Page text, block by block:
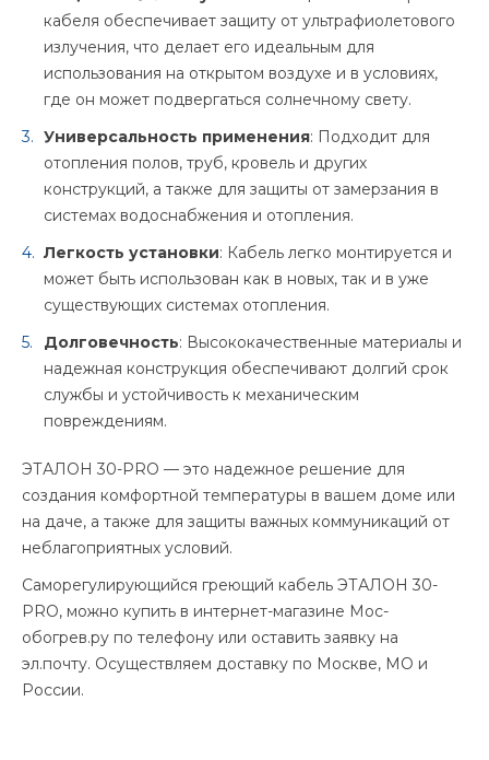
кабеля обеспечивает защиту от ультрафиолетового
излучения, что делает его идеальным для
использования на открытом воздухе и в условиях,
где он может подвергаться солнечному свету.
Универсальность применения: Подходит для
отопления полов, труб, кровель и других
конструкций, а также для защиты от замерзания в
системах водоснабжения и отопления.
Легкость установки: Кабель легко монтируется и
может быть использован как в новых, так и в уже
существующих системах отопления.
Долговечность: Высококачественные материалы и
надежная конструкция обеспечивают долгий срок
службы и устойчивость к механическим
повреждениям.
ЭТАЛОН 30-PRO — это надежное решение для
создания комфортной температуры в вашем доме или
на даче, а также для защиты важных коммуникаций от
неблагоприятных условий.
Саморегулирующийся греющий кабель ЭТАЛОН 30-
PRO, можно купить в интернет-магазине Мос-
обогрев.ру по телефону или оставить заявку на
эл.почту. Осуществляем доставку по Москве, МО и
России.